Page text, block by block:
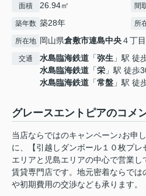
面積 26.94㎡ 間
築年数 築28年 所
所在地 岡山県倉敷市連島中央４丁目
交通 水島臨海鉄道 「弥生 」駅 徒
水島臨海鉄道 「栄 」駅 徒歩
水島臨海鉄道 「常盤 」駅 徒
グレースエントピアのコメ
当店ならではのキャンペーン♪お申
に、【引越しダンボール１０枚プ
エリアと児島エリアの中心で営業
賃貸専門店です。地元密着ならで
や初期費用の交渉なども承ります。